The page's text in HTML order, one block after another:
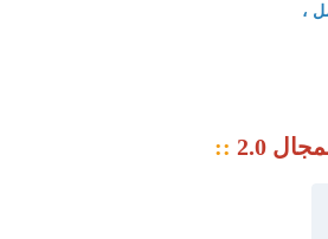
،
2.0
::